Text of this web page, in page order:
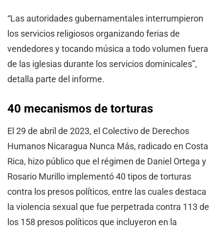
“Las autoridades gubernamentales interrumpieron
los servicios religiosos organizando ferias de
vendedores y tocando música a todo volumen fuera
de las iglesias durante los servicios dominicales”,
detalla parte del informe.
40 mecanismos de torturas
El 29 de abril de 2023, el Colectivo de Derechos
Humanos Nicaragua Nunca Más, radicado en Costa
Rica, hizo público que el régimen de Daniel Ortega y
Rosario Murillo implementó 40 tipos de torturas
contra los presos políticos, entre las cuales destaca
la violencia sexual que fue perpetrada contra 113 de
los 158 presos políticos que incluyeron en la